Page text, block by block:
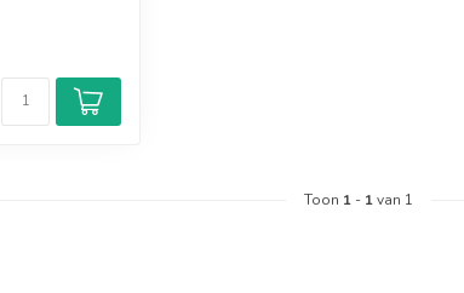
Toon 1 - 1van 1